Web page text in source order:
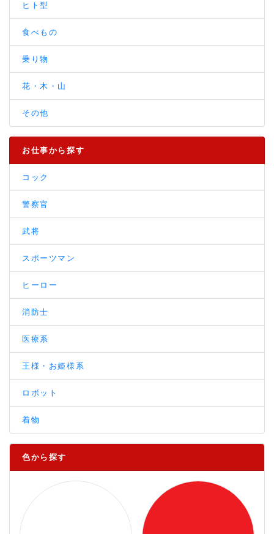
ヒト型
食べもの
乗り物
花・木・山
その他
お仕事から探す
コック
警察官
武将
スポーツマン
ヒーロー
消防士
医療系
王様・お姫様系
ロボット
着物
色から探す